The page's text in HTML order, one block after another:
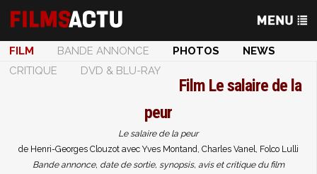
FILM BANDE ANNONCE PHOTOS
NEWS
CRITIQUE
DVD & BLU-RAY
Film Le salaire de la
peur
Le salaire de la peur
de Henri-Georges Clouzot avec Yves Montand, Charles Vanel, Folco Lulli
Bande annonce, date de sortie, synopsis, avis et critique du film